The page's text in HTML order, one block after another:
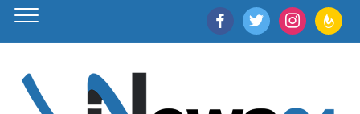
facebooktwitter instagram